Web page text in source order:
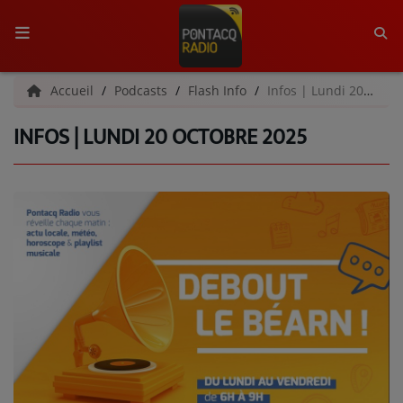
ACCUEIL
RADIO
L'ÉQUIPE
GRILLE DES PROGRAMMES
C'ÉTAIT QUOI CE TITRE ?
MÉDIAS
PODCASTS - SAISON 2026/2027
Accueil Podcasts Flash Info Infos | Lundi 20 octobre 2025
INFOS | LUNDI 20 OCTOBRE 2025